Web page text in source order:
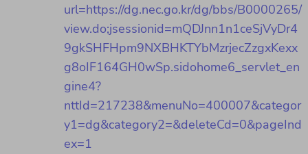
url=https://dg.nec.go.kr/dg/bbs/B0000265/
view.do;jsessionid=mQDJnn1n1ceSjVyDr4
9gkSHFHpm9NXBHKTYbMzrjecZzgxKexx
g8oIF164GH0wSp.sidohome6_servlet_en
gine4?
nttId=217238&menuNo=400007&categor
y1=dg&category2=&deleteCd=0&pageInd
ex=1